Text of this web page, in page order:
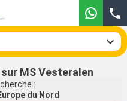
MS Vesteralen
:
du Nord